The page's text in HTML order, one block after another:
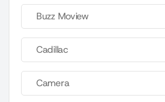
Buzz Moview
Cadillac
Camera